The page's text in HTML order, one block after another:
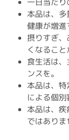
本品は、
健康が増進
摂りすぎ
くなること
食生活は
ンスを。
本品は、
による個別
本品は、
ではありま